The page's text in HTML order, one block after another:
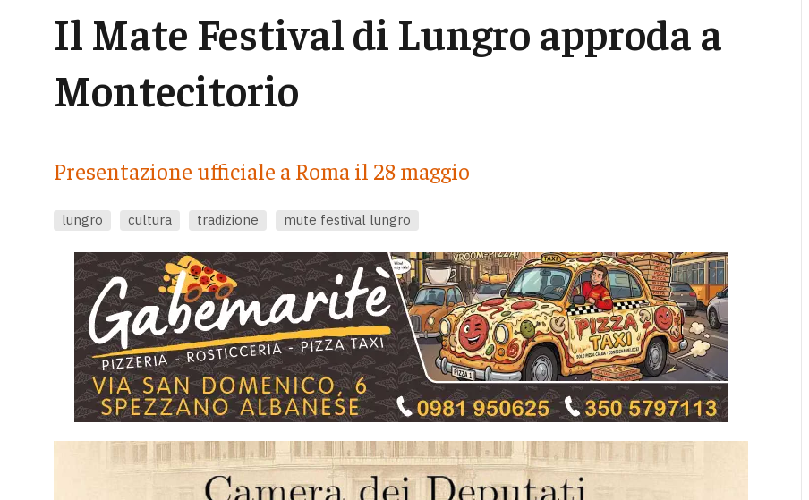
Il Mate Festival di Lungro approda a
Montecitorio
Presentazione ufficiale a Roma il 28 maggio
lungro cultura tradizione mute festival lungro